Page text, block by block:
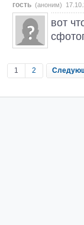
гость (аноним)
вот
1 2